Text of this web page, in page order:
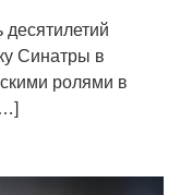
Синатры в
ролями в